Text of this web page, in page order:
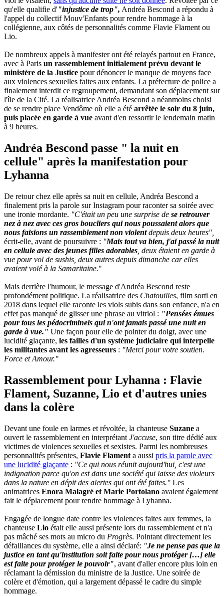
qu'elle qualifie d'"injustice de trop", Andréa Bescond a répondu à
l'appel du collectif Mouv'Enfants pour rendre hommage à la
collégienne, aux côtés de personnalités comme Flavie Flament ou
Lio.
De nombreux appels à manifester ont été relayés partout en France,
avec à Paris un rassemblement initialement prévu devant le
ministère de la Justice pour dénoncer le manque de moyens face
aux violences sexuelles faites aux enfants. La préfecture de police a
finalement interdit ce regroupement, demandant son déplacement sur
l'île de la Cité. La réalisatrice Andréa Bescond a néanmoins choisi
de se rendre place Vendôme où elle a été arrêtée le soir du 8 juin,
puis placée en garde à vue avant d'en ressortir le lendemain matin
à 9 heures.
Andréa Bescond passe " la nuit en
cellule" après la manifestation pour
Lyhanna
De retour chez elle après sa nuit en cellule, Andréa Bescond a
finalement pris la parole sur Instagram pour raconter sa soirée avec
une ironie mordante. "C'était un peu une surprise de se retrouver
nez à nez avec ces gros boucliers qui nous poussaient alors que
nous faisions un rassemblement non violentdepuis deux heures",
écrit-elle, avant de poursuivre : "Mais tout va bien, j'ai passé la nuit
en cellule avec des jeunes filles adorables , deux étaient en garde à
vue pour vol de sushis, deux autres depuis dimanche car elles
avaient volé à la Samaritaine."
Mais derrière l'humour, le message d'Andréa Bescond reste
profondément politique. La réalisatrice des Chatouilles, film sorti en
2018 dans lequel elle raconte les viols subis dans son enfance, n'a en
effet pas manqué de glisser une phrase au vitriol : "Pensées émues
pour tous les pédocriminels qui n'ont jamais passé une nuit en
garde à vue." Une façon pour elle de pointer du doigt, avec une
lucidité glaçante, les failles d'un système judiciaire qui interpelle
les militantes avant les agresseurs : "Merci pour votre soutien.
Force et Amour."
Rassemblement pour Lyhanna : Flavie
Flament, Suzanne, Lio et d'autres unies
dans la colère
Devant une foule en larmes et révoltée, la chanteuse Suzane a
ouvert le rassemblement en interprétant J'accuse, son titre dédié aux
victimes de violences sexuelles et sexistes. Parmi les nombreuses
personnalités présentes, Flavie Flament a aussi pris la parole avec
une lucidité glaçante : "Ce qui nous réunit aujourd'hui, c'est une
indignation parce qu'on est dans une société qui laisse des violeurs
dans la nature en dépit des alertes qui ont été faites." Les
animatrices Enora Malagré et Marie Portolano avaient également
fait le déplacement pour rendre hommage à Lyhanna.
Engagée de longue date contre les violences faites aux femmes, la
chanteuse Lio était elle aussi présente lors du rassemblement et n'a
pas mâché ses mots au micro du Progrès. Pointant directement les
défaillances du système, elle a ainsi déclaré: "Je ne pense pas que la
justice en tant qu'institution soit faite pour nous protéger […] elle
est faite pour protéger le pouvoir", avant d'aller encore plus loin en
réclamant la démission du ministre de la Justice. Une soirée de
colère et d'émotion, qui a largement dépassé le cadre du simple
hommage.